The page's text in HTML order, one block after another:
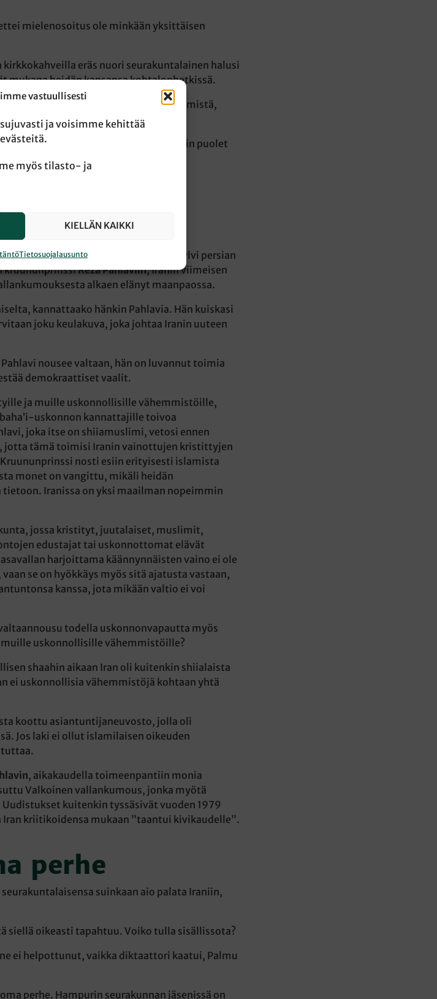
vastuullisesti
ja voisimme kehittää
myös tilasto- ja
KIELLÄN KAIKKI
Tietosuojalausunto
mielenosoitus ole minkään yksittäisen
eräs nuori seurakuntalainen halusi
mukana heidän kansansa kohtalonhetkissä.
osallistui lopulta jopa 15 000 ihmistä,
olivat iranilaisia, se tarkoittaa, että noin puolet
ollut fyysisesti läsnä.
dynastian leijonalippuja ja mylvi persian
kruununprinssiReza Pahlaviin, Iranin viimeisen
alkaen elänyt maanpaossa.
kannattaako hänkin Pahlavia. Hän kuiskasi
joku keulakuva, joka johtaa Iranin uuteen
nousee valtaan, hän on luvannut toimia
demokraattiset vaalit.
ja muille uskonnollisille vähemmistöille,
uskonnon kannattajille toivoa
joka itse on shiiamuslimi, vetosi ennen
, jotta tämä toimisi Iranin vainottujen kristittyjen
nosti esiin erityisesti islamista
monet on vangittu, mikäli heidän
Iranissa on yksi maailman nopeimmin
jossa kristityt, juutalaiset, muslimit,
edustajat tai uskonnottomat elävät
harjoittama käännynnäisten vaino ei ole
se on hyökkäys myös sitä ajatusta vastaan,
kanssa, jota mikään valtio ei voi
todella uskonnonvapautta myös
uskonnollisille vähemmistöille?
shaahin aikaan Iran oli kuitenkin shiialaista
ei uskonnollisia vähemmistöjä kohtaan yhtä
koottu asiantuntijaneuvosto, jolla oli
Jos laki ei ollut islamilaisen oikeuden
, aikakaudella toimeenpantiin monia
Valkoinen vallankumous, jonka myötä
kuitenkin tyssäsivät vuoden 1979
kriitikoidensa mukaan ”taantui kivikaudelle”.
perhe
suinkaan aio palata Iraniin,
siellä oikeasti tapahtuu. Voiko tulla sisällissota?
ei helpottunut, vaikka diktaattori kaatui, Palmu
perhe. Hampurin seurakunnan jäsenissä on